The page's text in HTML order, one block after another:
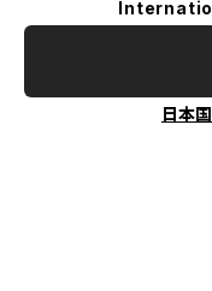
日本